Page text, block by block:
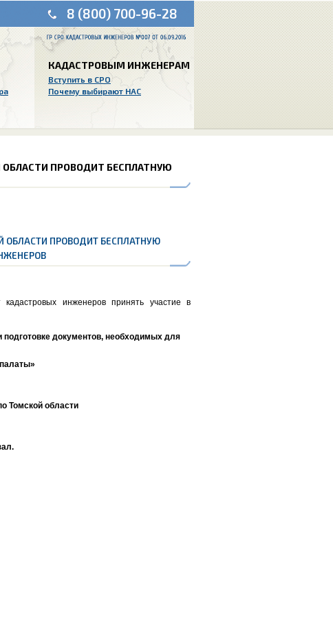
8 (800) 700-96-28
КАДАСТРОВЫМ ИНЖЕНЕРАМ
Вступить в СРО
Почему выбирают НАС
ОБЛАСТИ ПРОВОДИТ БЕСПЛАТНУЮ
ОБЛАСТИ ПРОВОДИТ БЕСПЛАТНУЮ
инженеров принять участие в
документов, необходимых для
Томской области